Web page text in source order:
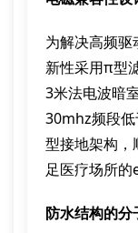
为解决高频
新性采用π型
3米法电波暗
30mhz频段
型接地架构
足医疗场所的
防水结构的